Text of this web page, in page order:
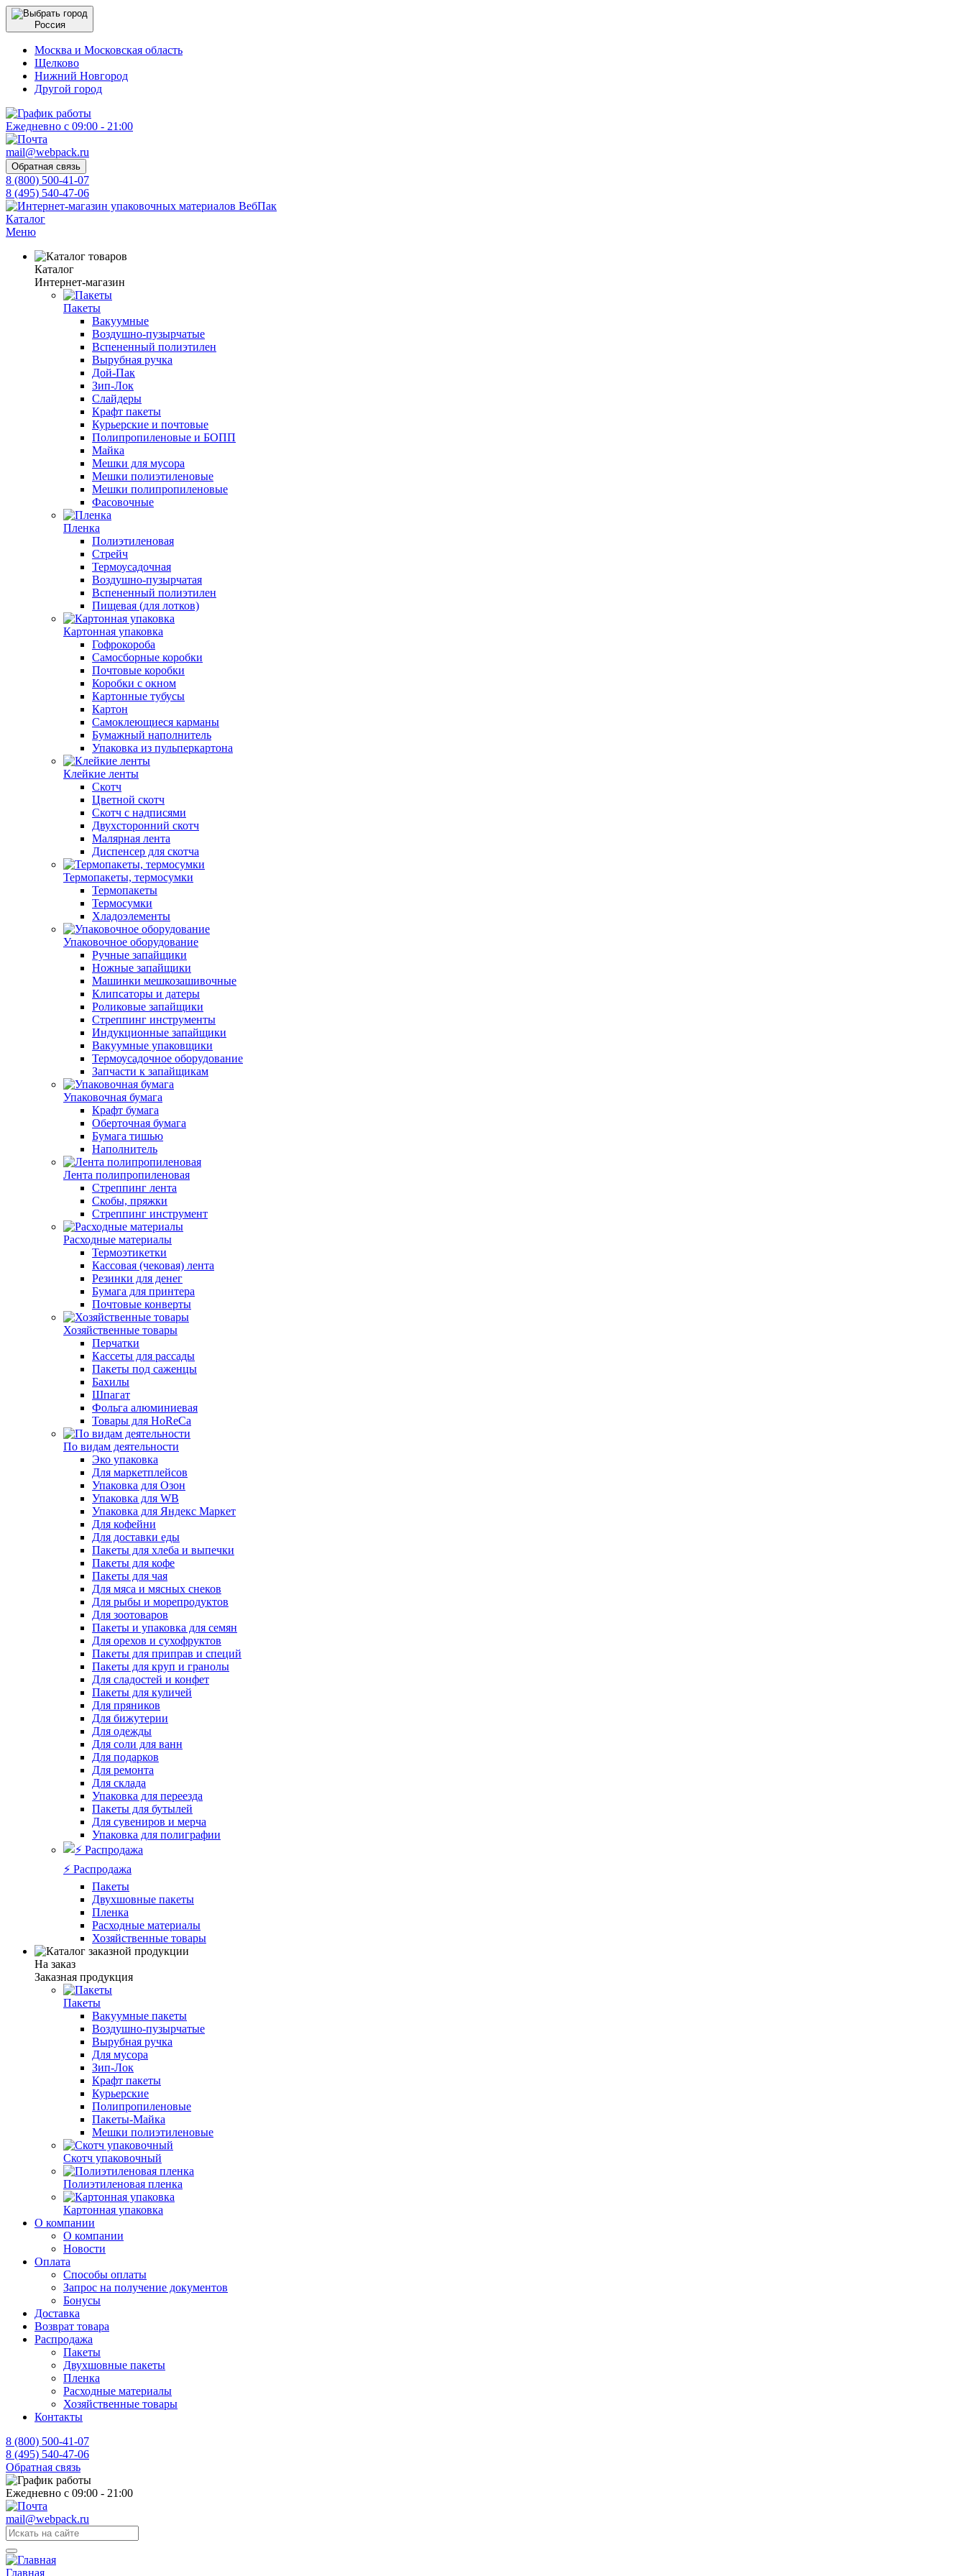
Россия
Москва и Московская область
Щелково
Нижний Новгород
Другой город
Ежедневно с 09:00 - 21:00
mail@webpack.ru
Обратная связь
8 (800) 500-41-07
8 (495) 540-47-06
Каталог
Меню
Каталог
Интернет-магазин
Пакеты
Вакуумные
Воздушно-пузырчатые
Вспененный полиэтилен
Вырубная ручка
Дой-Пак
Зип-Лок
Слайдеры
Крафт пакеты
Курьерские и почтовые
Полипропиленовые и БОПП
Майка
Мешки для мусора
Мешки полиэтиленовые
Мешки полипропиленовые
Фасовочные
Пленка
Полиэтиленовая
Стрейч
Термоусадочная
Воздушно-пузырчатая
Вспененный полиэтилен
Пищевая (для лотков)
Картонная упаковка
Гофрокороба
Самосборные коробки
Почтовые коробки
Коробки с окном
Картонные тубусы
Картон
Самоклеющиеся карманы
Бумажный наполнитель
Упаковка из пульперкартона
Клейкие ленты
Скотч
Цветной скотч
Скотч с надписями
Двухсторонний скотч
Малярная лента
Диспенсер для скотча
Термопакеты, термосумки
Термопакеты
Термосумки
Хладоэлементы
Упаковочное оборудование
Ручные запайщики
Ножные запайщики
Машинки мешкозашивочные
Клипсаторы и датеры
Роликовые запайщики
Стреппинг инструменты
Индукционные запайщики
Вакуумные упаковщики
Термоусадочное оборудование
Запчасти к запайщикам
Упаковочная бумага
Крафт бумага
Оберточная бумага
Бумага тишью
Наполнитель
Лента полипропиленовая
Стреппинг лента
Скобы, пряжки
Стреппинг инструмент
Расходные материалы
Термоэтикетки
Кассовая (чековая) лента
Резинки для денег
Бумага для принтера
Почтовые конверты
Хозяйственные товары
Перчатки
Кассеты для рассады
Пакеты под саженцы
Бахилы
Шпагат
Фольга алюминиевая
Товары для HoReCa
По видам деятельности
Эко упаковка
Для маркетплейсов
Упаковка для Озон
Упаковка для WB
Упаковка для Яндекс Маркет
Для кофейни
Для доставки еды
Пакеты для хлеба и выпечки
Пакеты для кофе
Пакеты для чая
Для мяса и мясных снеков
Для рыбы и морепродуктов
Для зоотоваров
Пакеты и упаковка для семян
Для орехов и сухофруктов
Пакеты для приправ и специй
Пакеты для круп и гранолы
Для сладостей и конфет
Пакеты для куличей
Для пряников
Для бижутерии
Для одежды
Для соли для ванн
Для подарков
Для ремонта
Для склада
Упаковка для переезда
Пакеты для бутылей
Для сувениров и мерча
Упаковка для полиграфии
⚡️ Распродажа
Пакеты
Двухшовные пакеты
Пленка
Расходные материалы
Хозяйственные товары
На заказ
Заказная продукция
Пакеты
Вакуумные пакеты
Воздушно-пузырчатые
Вырубная ручка
Для мусора
Зип-Лок
Крафт пакеты
Курьерские
Полипропиленовые
Пакеты-Майка
Мешки полиэтиленовые
Скотч упаковочный
Полиэтиленовая пленка
Картонная упаковка
О компании
О компании
Новости
Оплата
Способы оплаты
Запрос на получение документов
Бонусы
Доставка
Возврат товара
Распродажа
Пакеты
Двухшовные пакеты
Пленка
Расходные материалы
Хозяйственные товары
Контакты
8 (800) 500-41-07
8 (495) 540-47-06
Обратная связь
Ежедневно с 09:00 - 21:00
mail@webpack.ru
Главная